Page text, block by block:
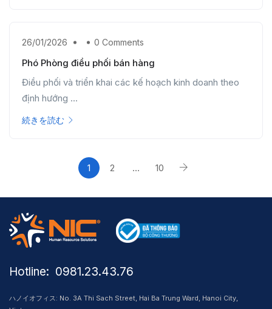
26/01/2026 0 Comments
Phó Phòng điều phối bán hàng
Điều phối và triển khai các kế hoạch kinh doanh theo
định hướng ...
続きを読む
1 2 … 10
Hotline: ​ 0981.23.43.76
ハノイオフィス: No. 3A Thi Sach Street, Hai Ba Trung Ward, Hanoi City,